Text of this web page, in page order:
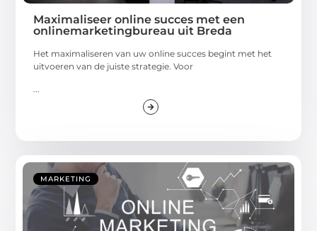
Maximaliseer online succes met een
onlinemarketingbureau uit Breda
Het maximaliseren van uw online succes begint met het
uitvoeren van de juiste strategie. Voor
...
MARKETING